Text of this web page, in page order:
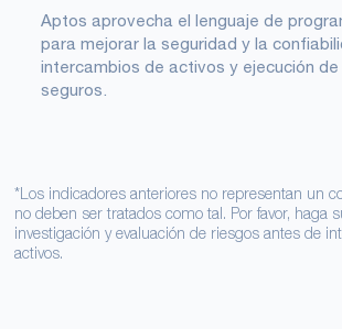
Aptos aprovecha el lenguaje de
para mejorar la seguridad y la
intercambios de activos y ejecución
seguros.
*Los indicadores anteriores no representan un
no deben ser tratados como tal. Por favor, haga
investigación y evaluación de riesgos antes de
activos.